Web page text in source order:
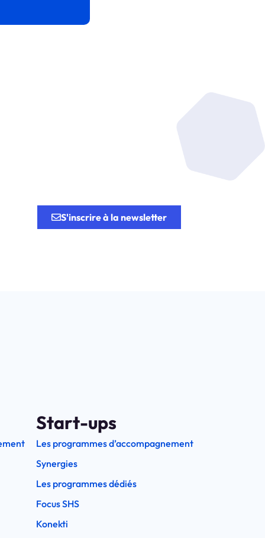
S'inscrire à la newsletter
Start-ups
Les programmes d’accompagnement
Synergies
Les programmes dédiés
Focus SHS
Konekti